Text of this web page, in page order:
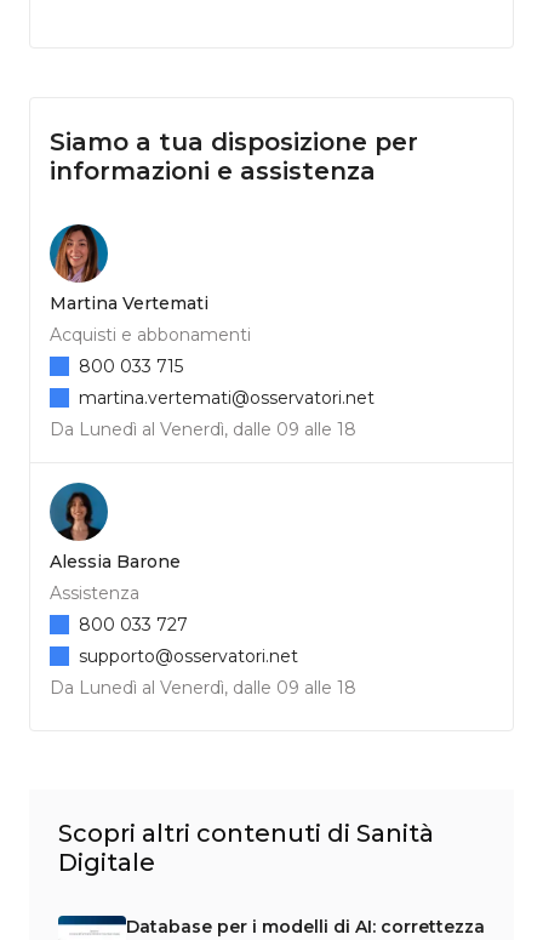
Siamo a tua disposizione per
informazioni e assistenza
Martina Vertemati
Acquisti e abbonamenti
Da Lunedì al Venerdì, dalle 09 alle 18
800 033 715
martina.vertemati@osservatori.net
Alessia Barone
Assistenza
Da Lunedì al Venerdì, dalle 09 alle 18
800 033 727
supporto@osservatori.net
Scopri altri contenuti di Sanità
Digitale
Database per i modelli di AI: correttezza